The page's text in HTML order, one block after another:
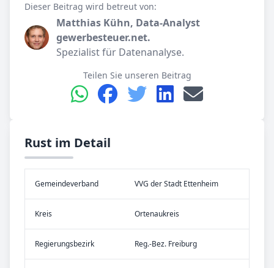
Dieser Beitrag wird betreut von:
Matthias Kühn, Data-Analyst
gewerbesteuer.net.
Spezialist für Datenanalyse.
Teilen Sie unseren Beitrag
Rust im Detail
Gemeinde­verband VVG der Stadt Ettenheim
Kreis Ortenaukreis
Re­gier­ungs­bezirk Reg.-Bez. Freiburg